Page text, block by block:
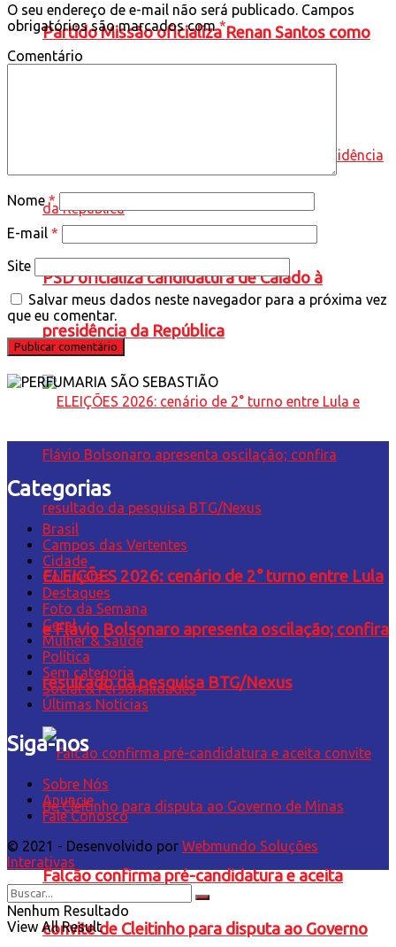
Partido Missão oficializa Renan Santos como
PSD oficializa candidatura de Caiado à
presidência da República
ELEIÇÕES 2026: cenário de 2° turno entre Lula
e Flávio Bolsonaro apresenta oscilação; confira
resultado da pesquisa BTG/Nexus
Falcão confirma pré-candidatura e aceita
convite de Cleitinho para disputa ao Governo
O seu endereço de e-mail não será publicado. Campos
obrigatórios são marcados com*
Comentário
Nome *
E-mail *
Site
Salvar meus dados neste navegador para a próxima vez
que eu comentar.
Categorias
Brasil
Campos das Vertentes
Cidade
Colunistas
Destaques
Foto da Semana
Geral
Mulher & Saúde
Política
Sem categoria
Social & Personalidades
Últimas Notícias
Siga-nos
Sobre Nós
Anuncie
Fale Conosco
© 2021 - Desenvolvido por Webmundo Soluções
Interativas
Nenhum Resultado
View All Result